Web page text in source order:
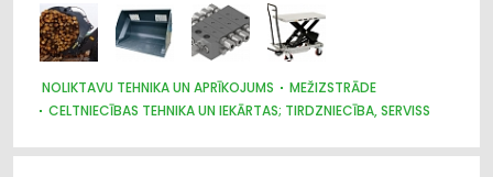
MAZGĀŠANAS LĪDZEKĻI
ĶĪMISKĀS PRECES
NOLIKTAVU TEHNIKA UN APRĪKOJUMS
MEŽIZSTRĀDE
CELTNIECĪBAS TEHNIKA UN IEKĀRTAS; TIRDZNIECĪBA, SERVISS
DAĻAS